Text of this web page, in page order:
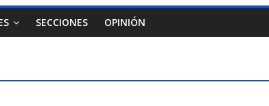
SECCIONES OPINIÓN